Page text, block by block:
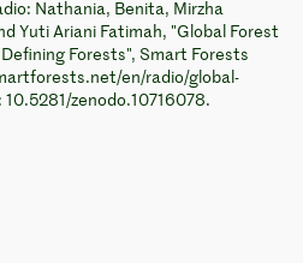
Nathania, Benita, Mirzha
Yuti Ariani Fatimah, "Global Forest
Forests", Smart Forests
en/radio/global-
zenodo.10716078.